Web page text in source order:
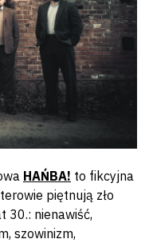
HAŃBA! to fikcyjna
piętnują zło
30.: nienawiść,
szowinizm,